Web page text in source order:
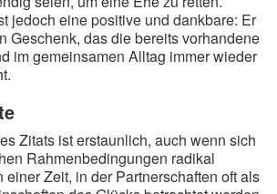
jedoch eine positive und dankbare: Er
Geschenk, das die bereits vorhandene
im gemeinsamen Alltag immer wieder
Zitats ist erstaunlich, auch wenn sich
Rahmenbedingungen radikal
einer Zeit, in der Partnerschaften oft als